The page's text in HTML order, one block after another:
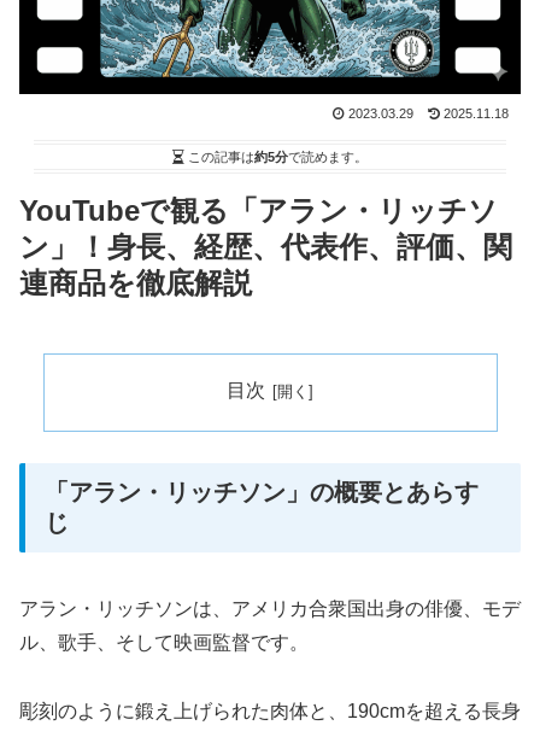
2023.03.29 2025.11.18
この記事は約5分で読めます。
YouTubeで観る「アラン・リッチソ
ン」！身長、経歴、代表作、評価、関
連商品を徹底解説
目次
「アラン・リッチソン」の概要とあらす
じ
アラン・リッチソンは、アメリカ合衆国出身の俳優、モデ
ル、歌手、そして映画監督です。
彫刻のように鍛え上げられた肉体と、190cmを超える長身